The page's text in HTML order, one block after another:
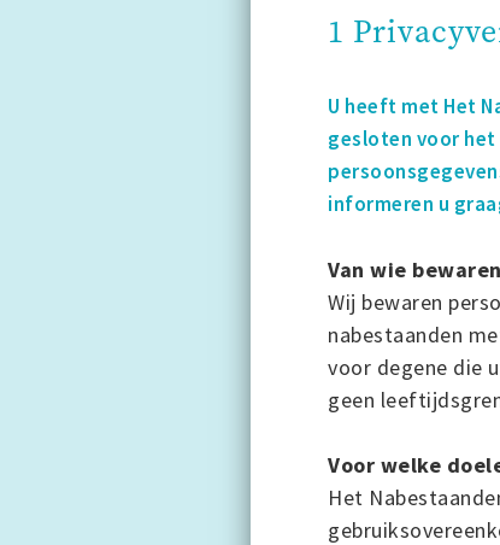
1
U heeft met Het
gesloten voor het
informeren u
Van wie
Wij bewaren
nabestaanden
voor degene die
geen
Voor welke
Het